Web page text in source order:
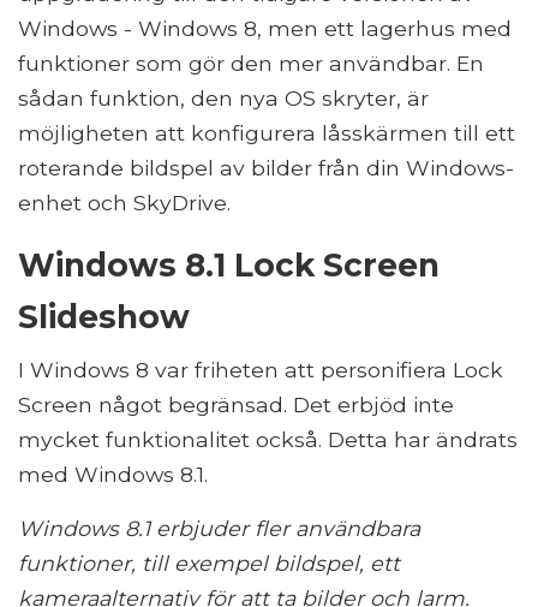
Windows - Windows 8, men ett lagerhus med
funktioner som gör den mer användbar. En
sådan funktion, den nya OS skryter, är
möjligheten att konfigurera låsskärmen till ett
roterande bildspel av bilder från din Windows-
enhet och SkyDrive.
Windows 8.1 Lock Screen
Slideshow
I Windows 8 var friheten att personifiera Lock
Screen något begränsad. Det erbjöd inte
mycket funktionalitet också. Detta har ändrats
med Windows 8.1.
Windows 8.1 erbjuder fler användbara
funktioner, till exempel bildspel, ett
kameraalternativ för att ta bilder och larm.